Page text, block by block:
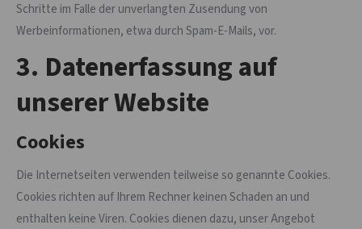
Schritte im Falle der unverlangten Zusendung von
Werbeinformationen, etwa durch Spam-E-Mails, vor.
3. Datenerfassung auf
unserer Website
Cookies
Die Internetseiten verwenden teilweise so genannte Cookies.
Cookies richten auf Ihrem Rechner keinen Schaden an und
enthalten keine Viren. Cookies dienen dazu, unser Angebot